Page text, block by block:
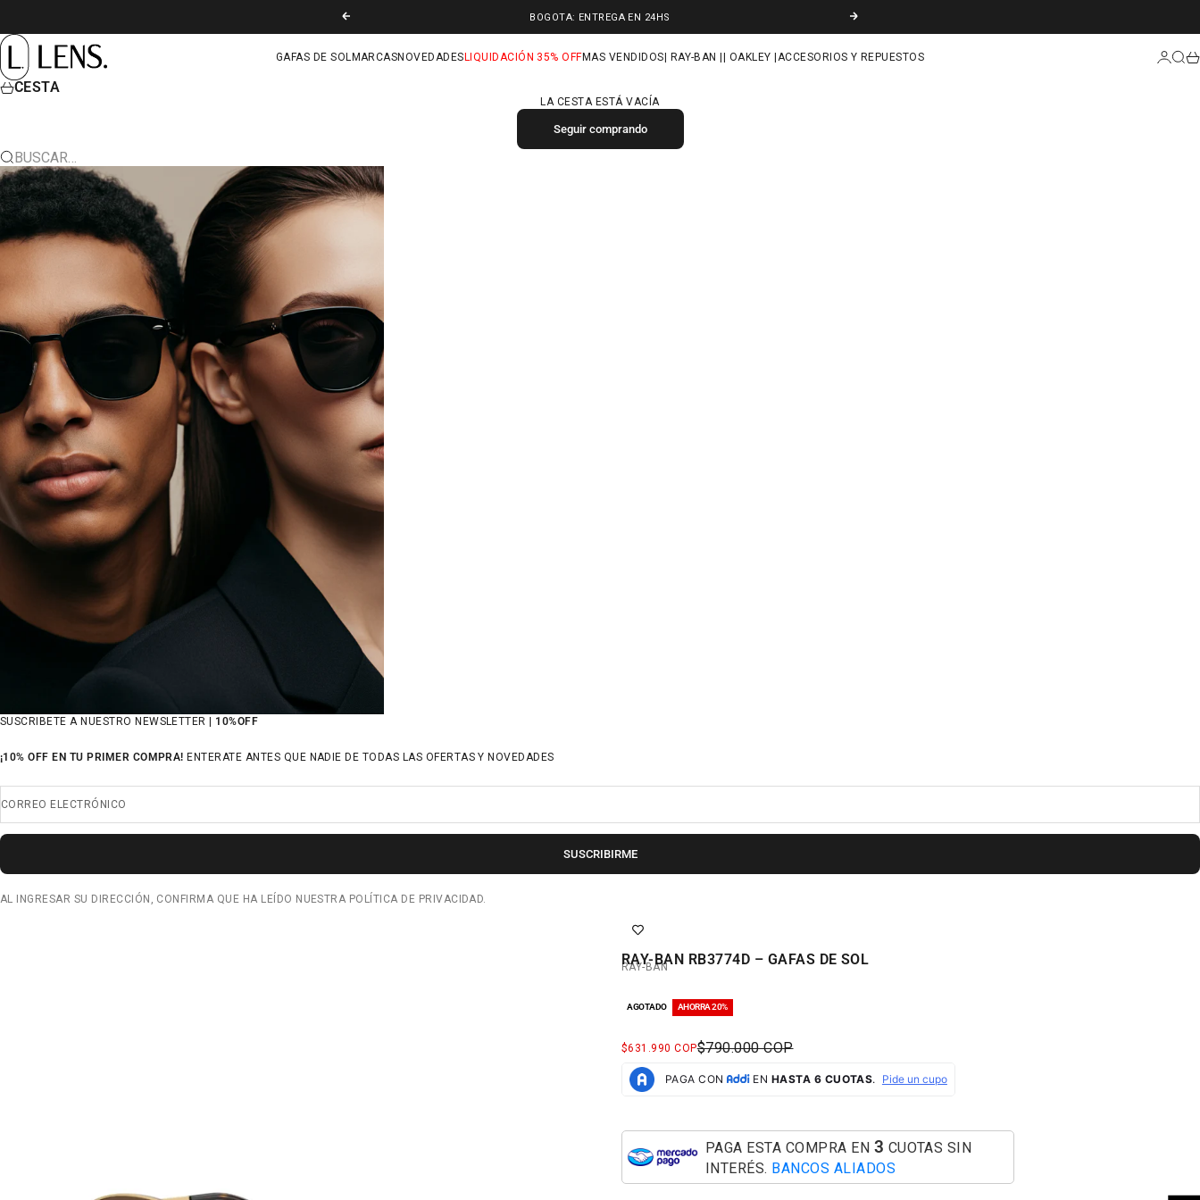
ANTERIOR
BOGOTA: ENTREGA EN 24HS
SIGUIENTE
LENS. COLOMBIA
GAFAS DE SOL MARCASNOVEDADES LIQUIDACIÓN 35% OFFMAS VENDIDOS | RAY-BAN | | OAKLEY | ACCESORIOS Y REPUESTOS INICIAR
CESTA
LA CESTA ESTÁ VACÍA
Seguir comprando
BUSCAR…
SUSCRIBETE A NUESTRO NEWSLETTER | 10%OFF
¡10% OFF EN TU PRIMER COMPRA! ENTERATE ANTES QUE NADIE DE TODAS LAS OFERTAS Y NOVEDADES
CORREO ELECTRÓNICO
SUSCRIBIRME
AL INGRESAR SU DIRECCIÓN, CONFIRMA QUE HA LEÍDO NUESTRA POLÍTICA DE PRIVACIDAD.
RAY-BAN RB3774D – GAFAS DE SOL
RAY-BAN
AGOTADO AHORRA 20%
PRECIO DE OFERTA
$631.990 COPPRECIO NORMAL
$790.000 COP
PAGA ESTA COMPRA EN 3 CUOTAS SIN
INTERÉS. BANCOS ALIADOS